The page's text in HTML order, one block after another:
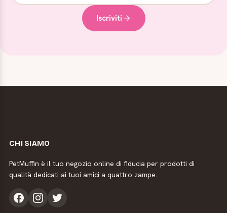
Iscriviti
CHI SIAMO
PetMuffin è il tuo negozio online di fiducia per prodotti di
qualità dedicati ai tuoi amici a quattro zampe.